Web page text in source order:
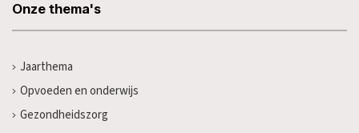
Onze thema's
Jaarthema
Opvoeden en onderwijs
Gezondheidszorg